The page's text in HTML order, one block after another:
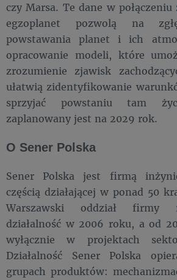
czy Marsa. Te dane w
egzoplanet pozwolą na
powstawania planet i ich
opracowanie modeli, które
zrozumienie zjawisk
ułatwią zidentyfikowanie
sprzyjać powstaniu tam
zaplanowany jest na 2029 rok.
O Sener Polska
Sener Polska jest firmą
częścią działającej w ponad 50
Warszawski oddział firmy
działalność w 2006 roku, a od
wyłącznie w projektach
Działalność Sener Polska
grupach produktów: